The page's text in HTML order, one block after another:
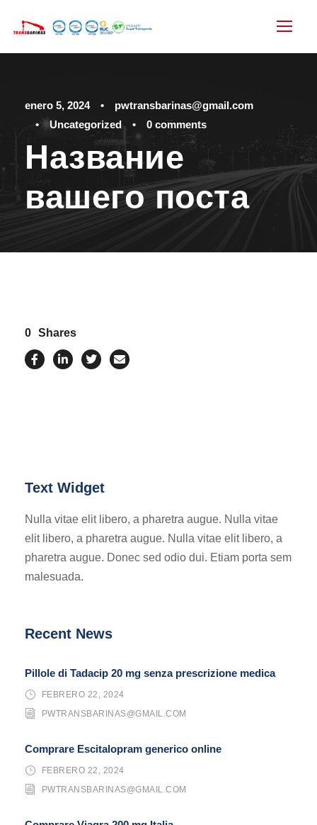
enero 5, 2024 •
pwtransbarinas@gmail.com
•
Uncategorized • 0 comments
Название
вашего поста
0 Shares
Text Widget
Nulla vitae elit libero, a pharetra augue. Nulla vitae
elit libero, a pharetra augue. Nulla vitae elit libero, a
pharetra augue. Donec sed odio dui. Etiam porta sem
malesuada.
Recent News
Pillole di Tadacip 20 mg senza prescrizione medica
FEBRERO 22, 2024
PWTRANSBARINAS@GMAIL.COM
Comprare Escitalopram generico online
FEBRERO 22, 2024
PWTRANSBARINAS@GMAIL.COM